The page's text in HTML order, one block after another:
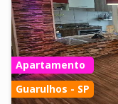
Apartamento
Guarulhos - SP